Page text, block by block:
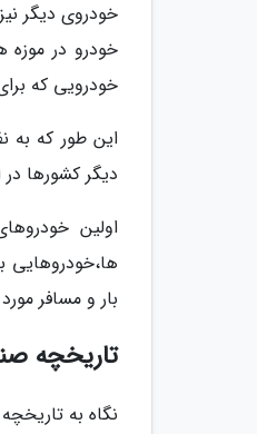
خودروی دیگر
خودرو در موزه
خودرویی که
دیگر کشورها
اولین
ها،خودروهایی
بار و مسافر
تاریخچه